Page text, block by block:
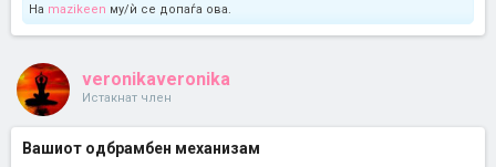
На mazikeen му/ѝ се допаѓа ова.
veronikaveronika
Истакнат член
Вашиот одбрамбен механизам